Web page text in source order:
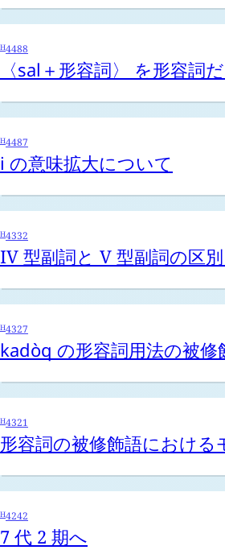
H4488
〈sal ＋形容詞〉 を形容詞
H4487
i の意味拡大について
H4332
IV 型副詞と V 型副詞の区別
H4327
kadòq の形容詞用法の被修
H4321
形容詞の被修飾語におけ
H4242
7 代 2 期へ